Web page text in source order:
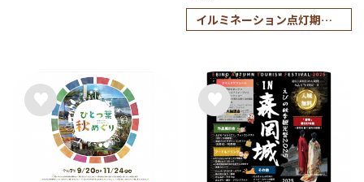
イルミネーション点灯期間
※点灯時間 17：00～21：
30